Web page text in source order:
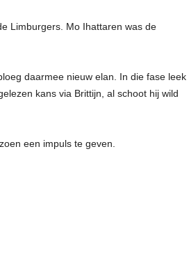
Limburgers. Mo Ihattaren was de
daarmee nieuw elan. In die fase leek
kans via Brittijn, al schoot hij wild
een impuls te geven.